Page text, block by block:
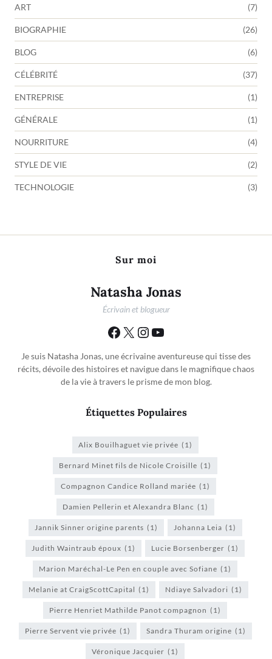
ART (7)
BIOGRAPHIE (26)
BLOG (6)
CÉLÉBRITÉ (37)
ENTREPRISE (1)
GÉNÉRALE (1)
NOURRITURE (4)
STYLE DE VIE (2)
TECHNOLOGIE (3)
Sur moi
Natasha Jonas
Écrivain et blogueur
Je suis Natasha Jonas, une écrivaine aventureuse qui tisse des
récits, dévoile des histoires et navigue dans le magnifique chaos
de la vie à travers le prisme de mon blog.
Étiquettes Populaires
Alix Bouilhaguet vie privée (1)
Bernard Minet fils de Nicole Croisille (1)
Compagnon Candice Rolland mariée (1)
Damien Pellerin et Alexandra Blanc (1)
Jannik Sinner origine parents (1) Johanna Leia (1)
Judith Waintraub époux (1) Lucie Borsenberger (1)
Marion Maréchal-Le Pen en couple avec Sofiane (1)
Melanie at CraigScottCapital (1) Ndiaye Salvadori (1)
Pierre Henriet Mathilde Panot compagnon (1)
Pierre Servent vie privée (1) Sandra Thuram origine (1)
Véronique Jacquier (1)